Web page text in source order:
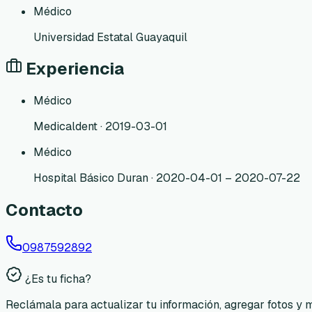
Médico
Universidad Estatal Guayaquil
Experiencia
Médico
Medicaldent · 2019-03-01
Médico
Hospital Básico Duran · 2020-04-01 – 2020-07-22
Contacto
0987592892
¿Es tu ficha?
Reclámala para actualizar tu información, agregar fotos y